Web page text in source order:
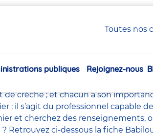
Toutes nos
Navigation
publiques Rejoignez-nous
de la petite enfance tels que le
de crèche; et chacun a son
: il s’agit du professionnel capable
et cherchez des renseignements,
Retrouvez ci-dessous la fiche